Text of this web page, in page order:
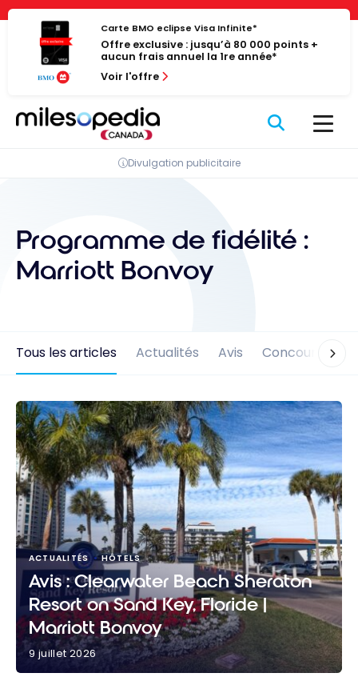
Panneau de gestion des cookies
Passer
contenu
Carte BMO eclipse Visa Infinite*
Offre exclusive : jusqu’à 80 000 points +
aucun frais annuel la 1re année*
Voir l'offre
Divulgation publicitaire
Programme de fidélité :
Marriott Bonvoy
Tous les articles Actualités Avis Concours
ACTUALITÉS HÔTELS
Avis : Clearwater Beach Sheraton
Resort on Sand Key, Floride |
Marriott Bonvoy
9 juillet 2026